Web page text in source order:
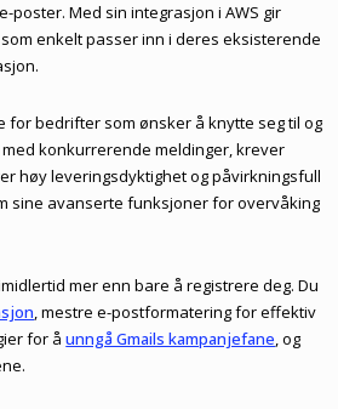
Med sin integrasjon i AWS gir
enkelt passer inn i deres eksisterende
bedrifter som ønsker å knytte seg til og
konkurrerende meldinger, krever
høy leveringsdyktighet og påvirkningsfull
sine avanserte funksjoner for overvåking
mer enn bare å registrere deg. Du
, mestre e-postformatering for effektiv
for åunngå Gmails kampanjefane, og